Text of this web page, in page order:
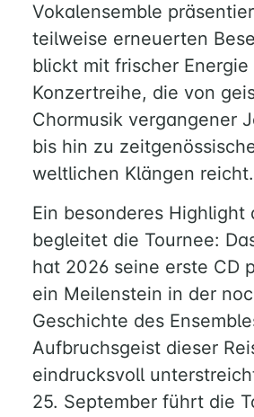
Vokalensemble
teilweise erneuerten
blickt mit frischer
Konzertreihe, die von
Chormusik vergangener
bis hin zu
weltlichen Klängen reicht.
Ein besonderes Highlight
begleitet die Tournee:
hat 2026 seine erste CD
ein Meilenstein in der
Geschichte des
Aufbruchsgeist dieser
eindrucksvoll
25. September führt die